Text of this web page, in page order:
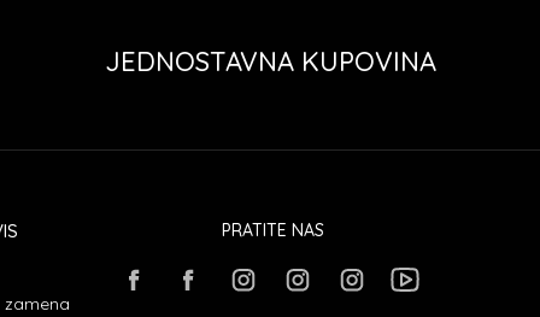
JEDNOSTAVNA KUPOVINA
zamena
PRATITE NAS